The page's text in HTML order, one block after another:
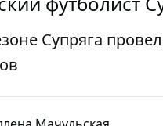
Супряга